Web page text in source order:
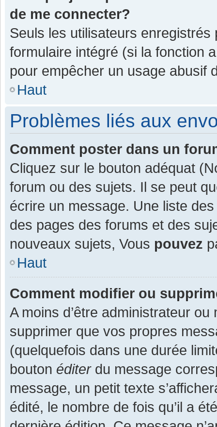
de me connecter?
Seuls les utilisateurs enregistrés
formulaire intégré (si la fonction
pour empêcher un usage abusif
Haut
Problèmes liés aux
Comment poster dans un
Cliquez sur le bouton adéquat
forum ou des sujets. Il se peut
écrire un message. Une liste
des pages des forums et des
nouveaux sujets, Vous pouvez
Haut
Comment modifier ou
A moins d’être administrateur
supprimer que vos propres
(quelquefois dans une durée
bouton éditerdu message
message, un petit texte
édité, le nombre de fois qu’il a